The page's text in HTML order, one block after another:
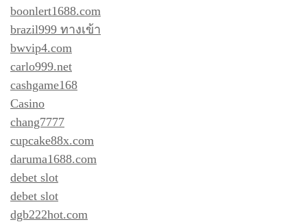
boonlert1688.com
brazil999 ทางเข้า
bwvip4.com
carlo999.net
cashgame168
Casino
chang7777
cupcake88x.com
daruma1688.com
debet slot
debet slot
dgb222hot.com